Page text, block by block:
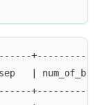
+----------+
| num_of_b |
+----------+